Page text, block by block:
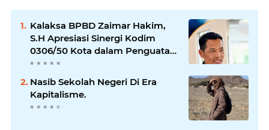
Kalaksa BPBD Zaimar Hakim,
S.H Apresiasi Sinergi Kodim
0306/50 Kota dalam Penguatan
Mitigasi dan Penanganan
Bencana
Nasib Sekolah Negeri Di Era
Kapitalisme.